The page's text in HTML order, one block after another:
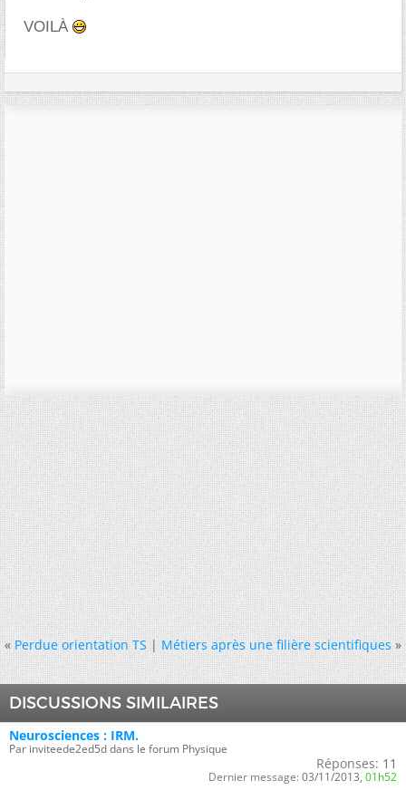
VOILÀ
« Perdue orientation TS|Métiers après une filière scientifiques »
DISCUSSIONS SIMILAIRES
Neurosciences : IRM.
Par inviteede2ed5d dans le forum Physique
Réponses: 11
Dernier message: 03/11/2013, 01h52